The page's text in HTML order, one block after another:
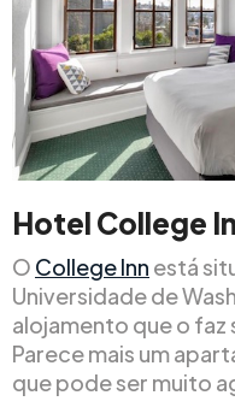
Hotel College
O College Inn está
Universidade de
alojamento que o faz
Parece mais um
que pode ser muito